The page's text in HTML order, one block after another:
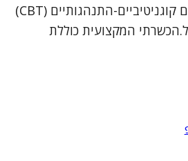
דינמית, בשילוב עם כלים קוגניטיביים-התנהגותיים (CBT)
המקצועית כוללת